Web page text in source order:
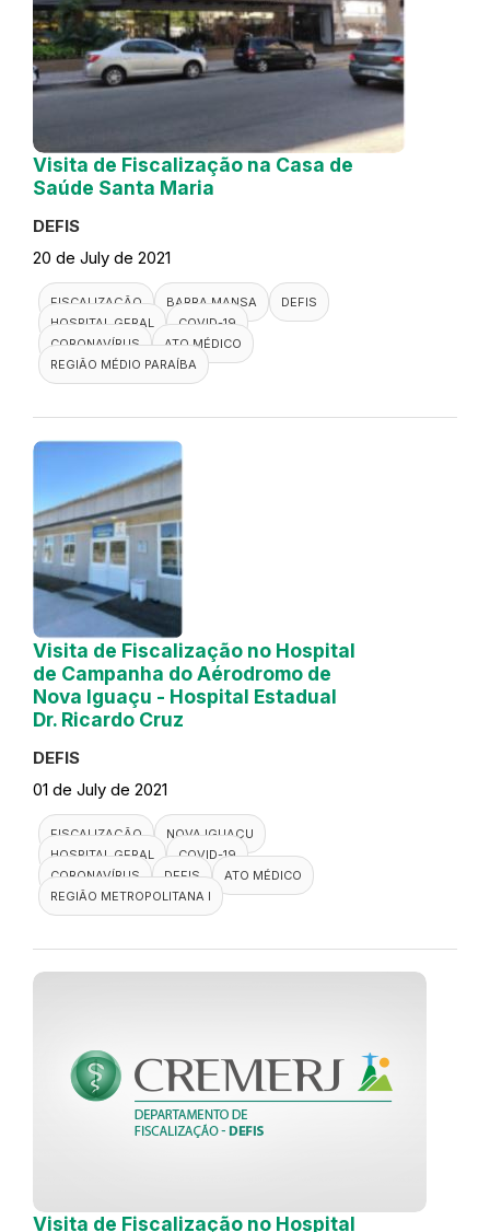
Visita de Fiscalização na Casa de
Saúde Santa Maria
DEFIS
20 de July de 2021
FISCALIZAÇÃO BARRA MANSA
DEFIS
HOSPITAL GERAL
COVID-19
CORONAVÍRUS
ATO MÉDICO
REGIÃO MÉDIO PARAÍBA
Visita de Fiscalização no Hospital
de Campanha do Aérodromo de
Nova Iguaçu - Hospital Estadual
Dr. Ricardo Cruz
DEFIS
01 de July de 2021
FISCALIZAÇÃO
NOVA IGUAÇU
HOSPITAL GERAL
COVID-19
CORONAVÍRUS
DEFIS
ATO MÉDICO
REGIÃO METROPOLITANA I
Visita de Fiscalização no Hospital